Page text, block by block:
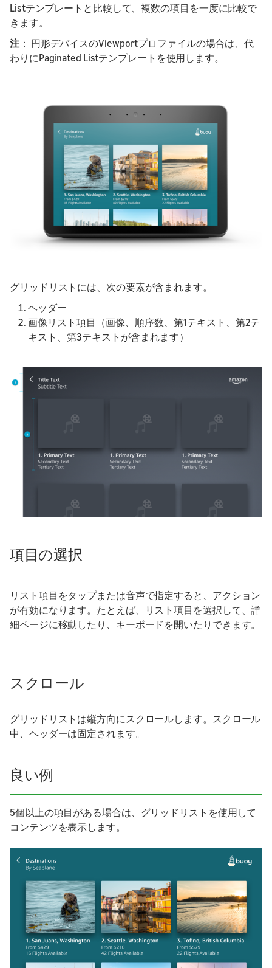
Listテンプレートと比較して、複数の項目を一度に比較で
きます。
注： 円形デバイスのViewportプロファイルの場合は、代
わりにPaginated Listテンプレートを使用します。
グリッドリストには、次の要素が含まれます。
ヘッダー
画像リスト項目（画像、順序数、第1テキスト、第2テ
キスト、第3テキストが含まれます）
項目の選択
リスト項目をタップまたは音声で指定すると、アクション
が有効になります。たとえば、リスト項目を選択して、詳
細ページに移動したり、キーボードを開いたりできます。
スクロール
グリッドリストは縦方向にスクロールします。スクロール
中、ヘッダーは固定されます。
良い例
5個以上の項目がある場合は、グリッドリストを使用して
コンテンツを表示します。